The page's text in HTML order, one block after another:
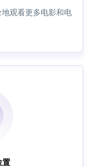
观看更多电影和电
置